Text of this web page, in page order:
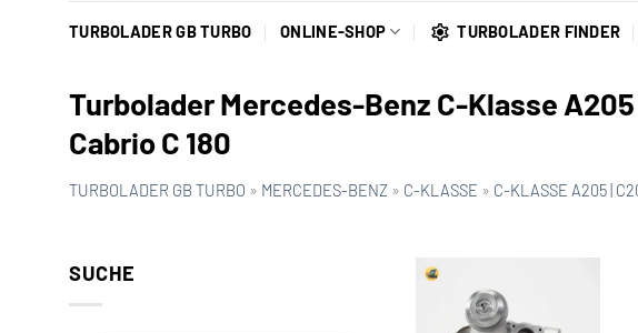
TURBOLADER GB TURBO ONLINE-SHOP TURBOLADER FINDER
Turbolader Mercedes-Benz C-Klasse A205
Cabrio C 180
TURBOLADER GB TURBO » MERCEDES-BENZ » C-KLASSE » C-KLASSE A205 |
SUCHE